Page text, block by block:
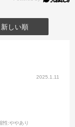
しい順
2025.1.11
性:ややあり